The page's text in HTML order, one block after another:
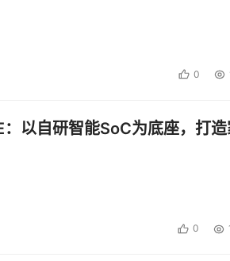
0
以自研智能SoC为底座，打
0